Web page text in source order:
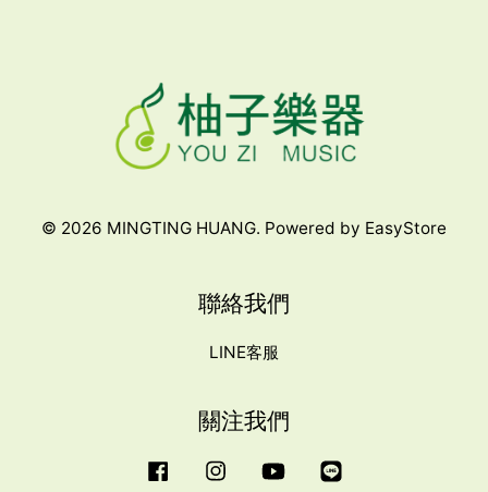
© 2026 MINGTING HUANG. Powered by EasyStore
聯絡我們
LINE客服
關注我們
FacebookInstagramYouTube